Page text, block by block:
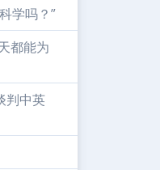
学吗？”
都能为
判中英